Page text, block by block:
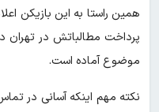
همین راستا به این بازیکن
پرداخت مطالباتش در تهران
موضوع آماده است.
نکته مهم اینکه آسانی در